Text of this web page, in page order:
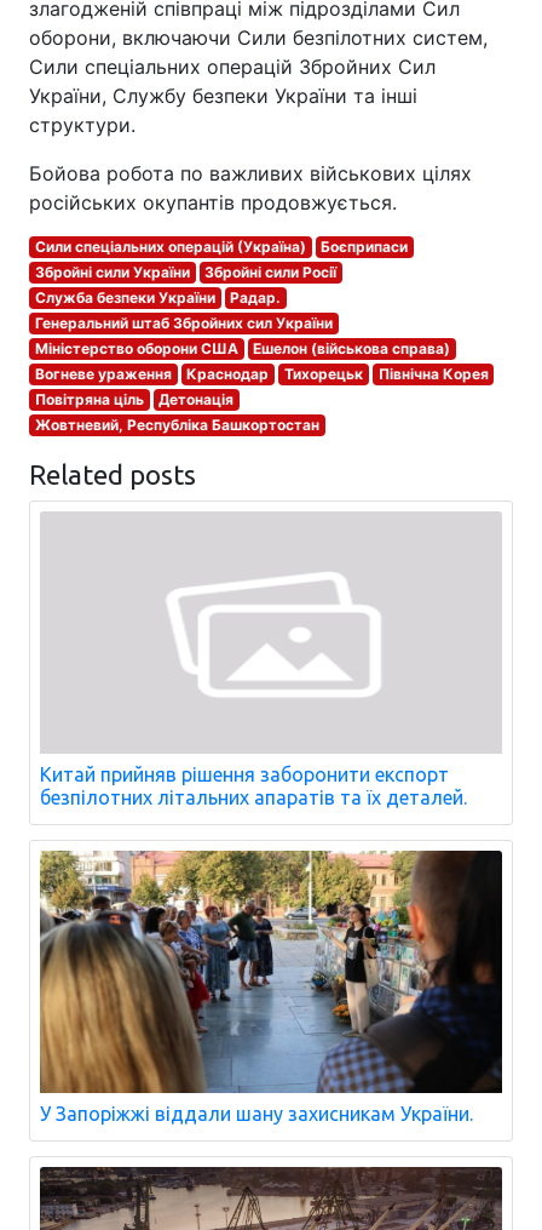
злагодженій співпраці між підрозділами Сил
оборони, включаючи Сили безпілотних систем,
Сили спеціальних операцій Збройних Сил
України, Службу безпеки України та інші
структури.
Бойова робота по важливих військових цілях
російських окупантів продовжується.
Сили спеціальних операцій (Україна)
Боєприпаси
Збройні сили України
Збройні сили Росії
Служба безпеки України
Радар.
Генеральний штаб Збройних сил України
Міністерство оборони США
Ешелон (військова справа)
Вогневе ураження
Краснодар Тихорецьк
Північна Корея
Повітряна ціль
Детонація
Жовтневий, Республіка Башкортостан
Related posts
Китай прийняв рішення заборонити експорт
безпілотних літальних апаратів та їх деталей.
У Запоріжжі віддали шану захисникам України.